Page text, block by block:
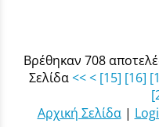
Βρέθηκαν 708
Σελίδα<<< [15] [16]
Αρχική Σελίδα|